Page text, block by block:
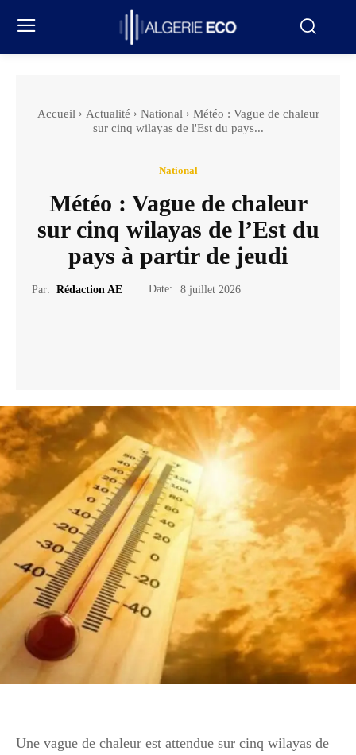
Accueil Actualité National
Météo : Vague de chaleur
sur cinq wilayas de l'Est du pays...
National
Météo : Vague de chaleur
sur cinq wilayas de l’Est du
pays à partir de jeudi
Par: Rédaction AE Date: 8 juillet 2026
Une vague de chaleur est attendue sur cinq wilayas de